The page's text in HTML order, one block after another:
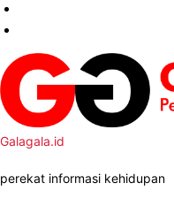
Galagala.id
perekat informasi kehidupan